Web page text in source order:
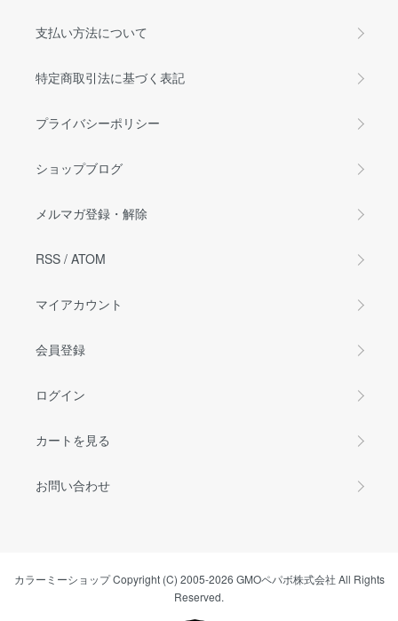
支払い方法について
特定商取引法に基づく表記
プライバシーポリシー
ショップブログ
メルマガ登録・解除
RSS / ATOM
マイアカウント
会員登録
ログイン
カートを見る
お問い合わせ
カラーミーショップCopyright (C) 2005-2026 GMOペパボ株式会社 All Rights
Reserved.